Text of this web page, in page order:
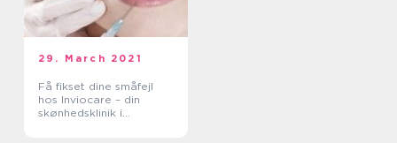
29. March 2021
Få fikset dine småfejl
hos Inviocare – din
skønhedsklinik i